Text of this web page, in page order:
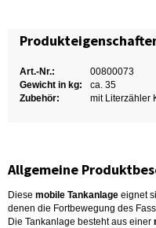
Art.-Nr.:
00800073
Gewicht in kg:
ca. 35
Zubehör:
mit Literzähler
Allgemeine
Diese mobile Tankanlage eignet
denen die Fortbewegung des
Die Tankanlage besteht aus einer